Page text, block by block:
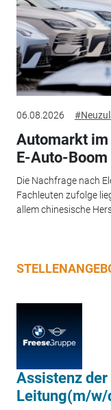
06.08.2026
Automarkt
E-Auto-Boom
Die Nachfrage nach
Fachleuten zufolge
allem chinesische
Assistenz
Leitung(m/w/